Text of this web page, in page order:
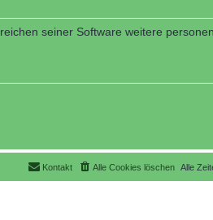
seiner Software weitere
Alle
Alle Cookies löschen
Kontakt